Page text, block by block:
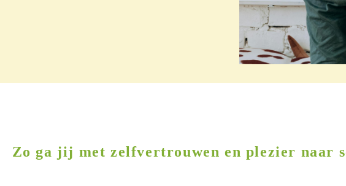
Zo ga jij met zelfvertrouwen en plezier naar